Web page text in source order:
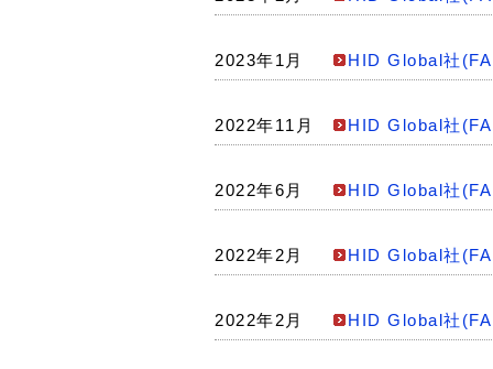
2023年1月 HID Global社
2022年11月 HID Global社
2022年6月 HID Global社
2022年2月 HID Global社
2022年2月 HID Global社